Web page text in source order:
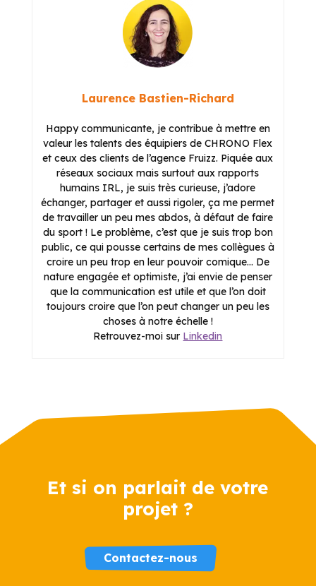
Laurence Bastien-Richard
Happy communicante, je contribue à mettre en
valeur les talents des équipiers de CHRONO Flex
et ceux des clients de l’agence Fruizz. Piquée aux
réseaux sociaux mais surtout aux rapports
humains IRL, je suis très curieuse, j’adore
échanger, partager et aussi rigoler, ça me permet
de travailler un peu mes abdos, à défaut de faire
du sport ! Le problème, c’est que je suis trop bon
public, ce qui pousse certains de mes collègues à
croire un peu trop en leur pouvoir comique… De
nature engagée et optimiste, j’ai envie de penser
que la communication est utile et que l’on doit
toujours croire que l’on peut changer un peu les
choses à notre échelle !
Retrouvez-moi sur Linkedin
Et si on parlait de votre
projet ?
Contactez-nous